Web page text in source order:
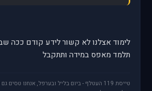
לימוד אצלנו לא קשור לידע קודם ככה
תלמד מאפס במידה ותתקבל
טייסת 119 העטלף - ביום בליל ובערפל, אנחנו טסים